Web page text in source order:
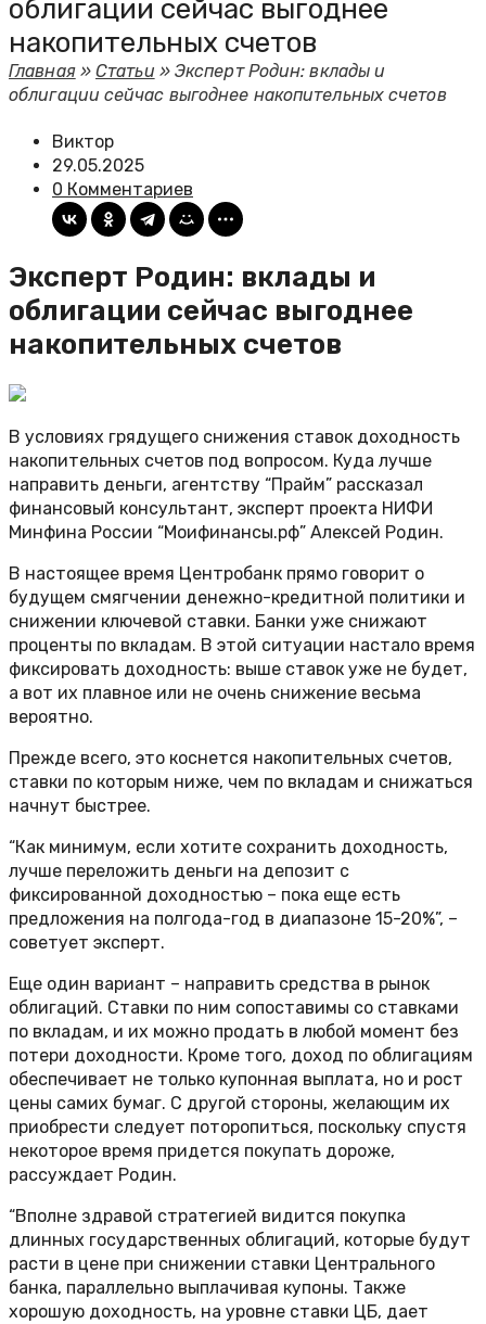
облигации сейчас выгоднее
накопительных счетов
Главная»Статьи » Эксперт Родин: вклады и
облигации сейчас выгоднее накопительных счетов
Виктор
29.05.2025
0 Комментариев
Эксперт Родин: вклады и
облигации сейчас выгоднее
накопительных счетов
В условиях грядущего снижения ставок доходность
накопительных счетов под вопросом. Куда лучше
направить деньги, агентству “Прайм” рассказал
финансовый консультант, эксперт проекта НИФИ
Минфина России “Моифинансы.рф” Алексей Родин.
В настоящее время Центробанк прямо говорит о
будущем смягчении денежно-кредитной политики и
снижении ключевой ставки. Банки уже снижают
проценты по вкладам. В этой ситуации настало время
фиксировать доходность: выше ставок уже не будет,
а вот их плавное или не очень снижение весьма
вероятно.
Прежде всего, это коснется накопительных счетов,
ставки по которым ниже, чем по вкладам и снижаться
начнут быстрее.
“Как минимум, если хотите сохранить доходность,
лучше переложить деньги на депозит с
фиксированной доходностью – пока еще есть
предложения на полгода-год в диапазоне 15-20%”, –
советует эксперт.
Еще один вариант – направить средства в рынок
облигаций. Ставки по ним сопоставимы со ставками
по вкладам, и их можно продать в любой момент без
потери доходности. Кроме того, доход по облигациям
обеспечивает не только купонная выплата, но и рост
цены самих бумаг. С другой стороны, желающим их
приобрести следует поторопиться, поскольку спустя
некоторое время придется покупать дороже,
рассуждает Родин.
“Вполне здравой стратегией видится покупка
длинных государственных облигаций, которые будут
расти в цене при снижении ставки Центрального
банка, параллельно выплачивая купоны. Также
хорошую доходность, на уровне ставки ЦБ, дает